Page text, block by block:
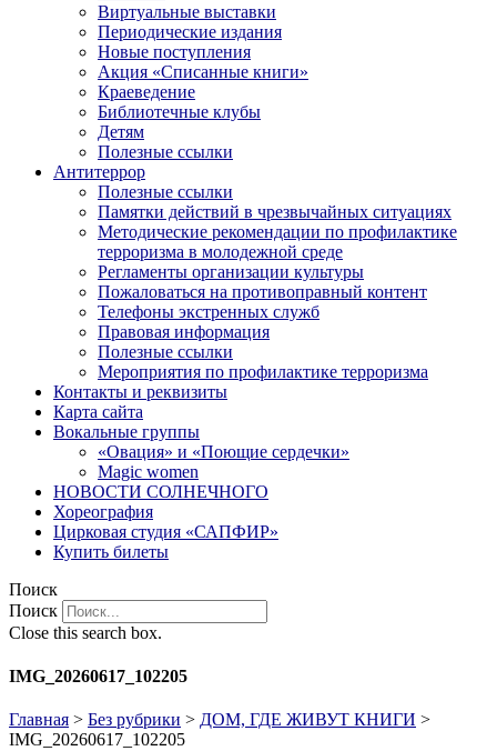
Виртуальные выставки
Периодические издания
Новые поступления
Акция «Списанные книги»
Краеведение
Библиотечные клубы
Детям
Полезные ссылки
Антитеррор
Полезные ссылки
Памятки действий в чрезвычайных ситуациях
Методические рекомендации по профилактике
терроризма в молодежной среде
Регламенты организации культуры
Пожаловаться на противоправный контент
Телефоны экстренных служб
Правовая информация
Полезные ссылки
Мероприятия по профилактике терроризма
Контакты и реквизиты
Карта сайта
Вокальные группы
«Овация» и «Поющие сердечки»
Magic women
НОВОСТИ СОЛНЕЧНОГО
Хореография
Цирковая студия «САПФИР»
Купить билеты
Поиск
Поиск
Close this search box.
IMG_20260617_102205
Главная > Без рубрики > ДОМ, ГДЕ ЖИВУТ КНИГИ >
IMG_20260617_102205